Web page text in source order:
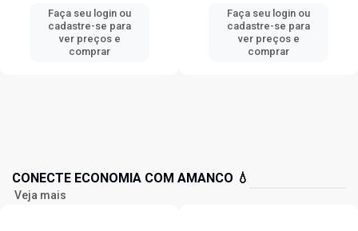
Faça seu login ou
cadastre-se para
ver preços e
comprar
Faça seu login ou
cadastre-se para
ver preços e
comprar
CONECTE ECONOMIA COM AMANCO 💧
Veja mais